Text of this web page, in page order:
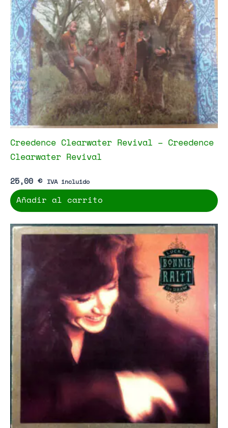
Creedence Clearwater Revival – Creedence
Clearwater Revival
25,00 € IVA incluido
Añadir al carrito